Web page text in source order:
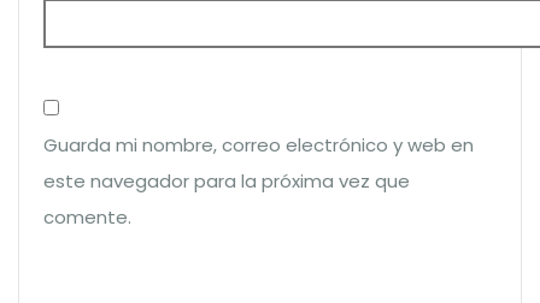
Guarda mi nombre, correo electrónico y web en
este navegador para la próxima vez que
comente.